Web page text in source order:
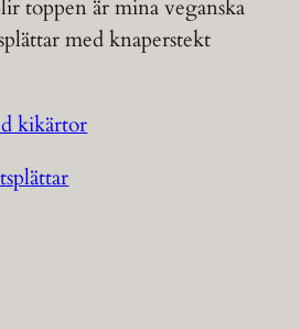
toppen är mina veganska
med knaperstekt